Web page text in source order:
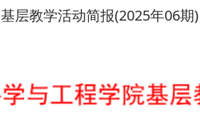
基层教学活动简报(2025年06期)